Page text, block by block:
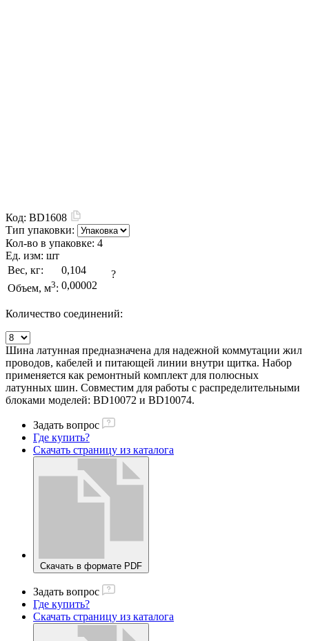
Код: BD1608
Тип упаковки:
Кол-во в упаковке: 4
Ед. изм: шт
Вес, кг:
0,104
Объем, м3: 0,00002
?
Количество соединений:
Шина латунная предназначена для надежной коммутации жил
проводов, кабелей и питающей линии внутри щитка. Набор
применяется как ремонтный комплект для полюсных
латунных шин. Совместим для работы с распределительными
блоками моделей: BD10072 и BD10074.
Задать вопрос
Где купить?
Скачать страницу из каталога
Скачать в формате PDF
Задать вопрос
Где купить?
Скачать страницу из каталога